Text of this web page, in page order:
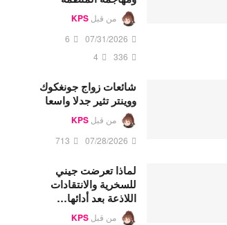
من قبل KPS
07/31/2026
6
336
4
شائعات زواج جونغكوك
ووينتر تثير جدلا واسعا
من قبل KPS
07/28/2026
713
لماذا تعرضت جيني
للسخرية والانتقادات
اللاذعة بعد أدائها…
من قبل KPS